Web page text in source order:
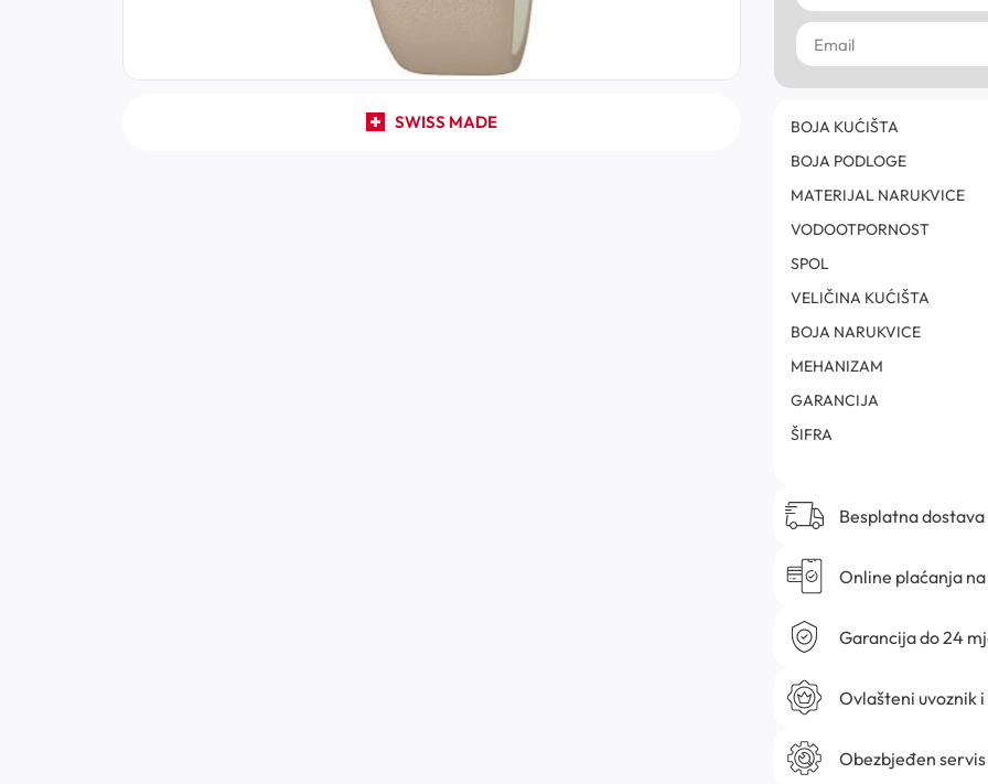
SWISS MADE
BOJA KUĆIŠTA
BOJA PODLOGE
MATERIJAL NARUKVICE
VODOOTPORNOST
SPOL
VELIČINA KUĆIŠTA
BOJA NARUKVICE
MEHANIZAM
GARANCIJA
ŠIFRA
Besplatna
Online plaćanja na
Garancija do 24
Ovlašteni uvoznik
Obezbjeđen servis